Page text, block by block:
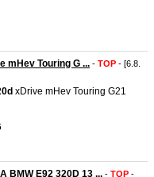
mHev Touring G ... - TOP - [6.8.
xDrive mHev Touring G21
BMW E92 320D 13 ... - TOP -